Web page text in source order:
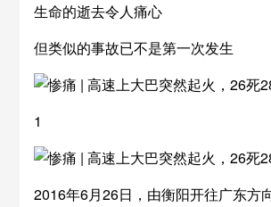
生命的逝去令人痛心
但类似的事故已不是第一次发生
1
2016年6月26日，由衡阳开往广东方